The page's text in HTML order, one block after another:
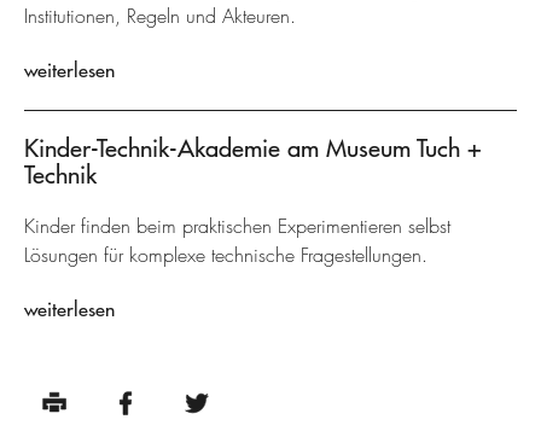
Institutionen, Regeln und Akteuren.
weiterlesen
Kinder-Technik-Akademie am Museum Tuch +
Technik
Kinder finden beim praktischen Experimentieren selbst
Lösungen für komplexe technische Fragestellungen.
weiterlesen